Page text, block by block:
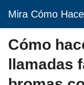
Mira Cómo
Cómo
llamadas